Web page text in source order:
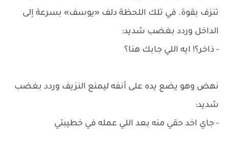
تنزف بقوة. في تلك اللحظة دلف «يوسف» بسرعة إلى
الداخل وردد بغضب شديد:
- ذاخر؟! ايه اللي جابك هنا؟
نهض وهو يضع يده على أنفه ليمنع النزيف وردد بغضب
شديد:
- جاي اخد حقي منه بعد اللي عمله في خطيبتي